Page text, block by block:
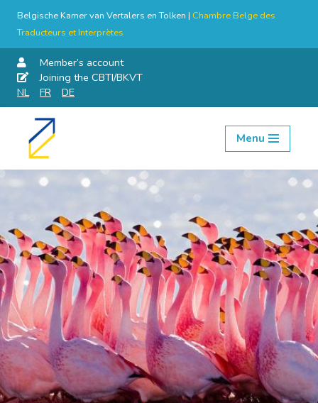
Belgische Kamer van Vertalers en Tolken | Chambre Belge des
Traducteurs et Interprètes
Member’s account
Joining the CBTI/BKVT
NL
FR DE
Skip
content
Menu